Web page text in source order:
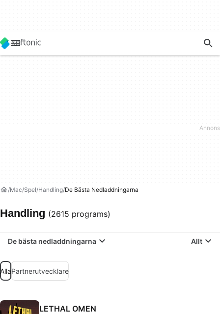
Mac Spel Handling De Bästa Nedladdningarna
Handling (2615 programs)
De bästa nedladdningarna Allt
AllaPartnerutvecklare
LETHAL OMEN